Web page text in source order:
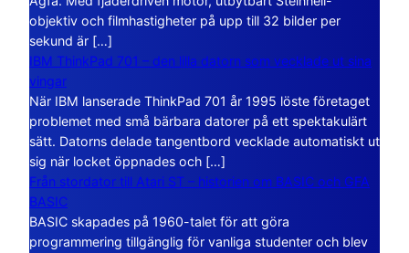
objektiv och filmhastigheter på upp till 32 bilder per
sekund är […]
IBM ThinkPad 701 – den lilla datorn som vecklade ut sina
vingar
När IBM lanserade ThinkPad 701 år 1995 löste företaget
problemet med små bärbara datorer på ett spektakulärt
sätt. Datorns delade tangentbord vecklade automatiskt ut
sig när locket öppnades och […]
Från stordator till Atari ST – historien om BASIC och GFA
BASIC
BASIC skapades på 1960-talet för att göra
programmering tillgänglig för vanliga studenter och blev